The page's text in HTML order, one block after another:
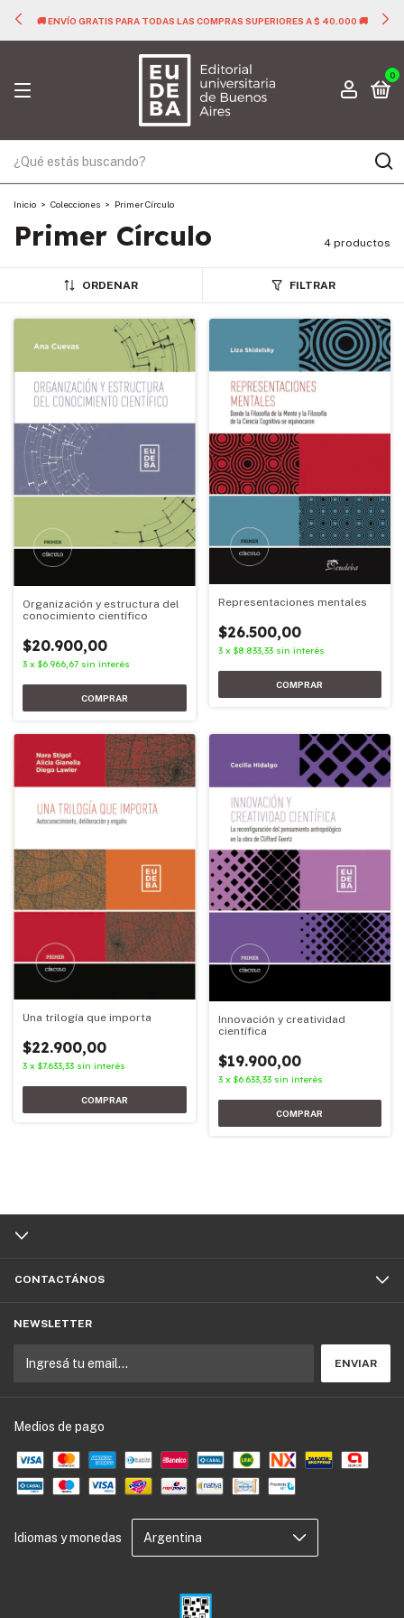
🚚 ENVÍO GRATIS PARA TODAS LAS COMPRAS SUPERIORES A $ 40.000 🚚
0
Inicio > Colecciones > Primer Círculo
Primer Círculo 4 productos
ORDENAR FILTRAR
Organización y estructura del
conocimiento científico
$20.900,00
3 x $6.966,67 sin interés
Representaciones mentales
$26.500,00
3 x $8.833,33 sin interés
Una trilogía que importa
$22.900,00
3 x $7.633,33 sin interés
Innovación y creatividad
científica
$19.900,00
3 x $6.633,33 sin interés
CONTACTÁNOS
NEWSLETTER
Medios de pago
Idiomas y monedas